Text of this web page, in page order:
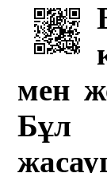
мен
Бұл